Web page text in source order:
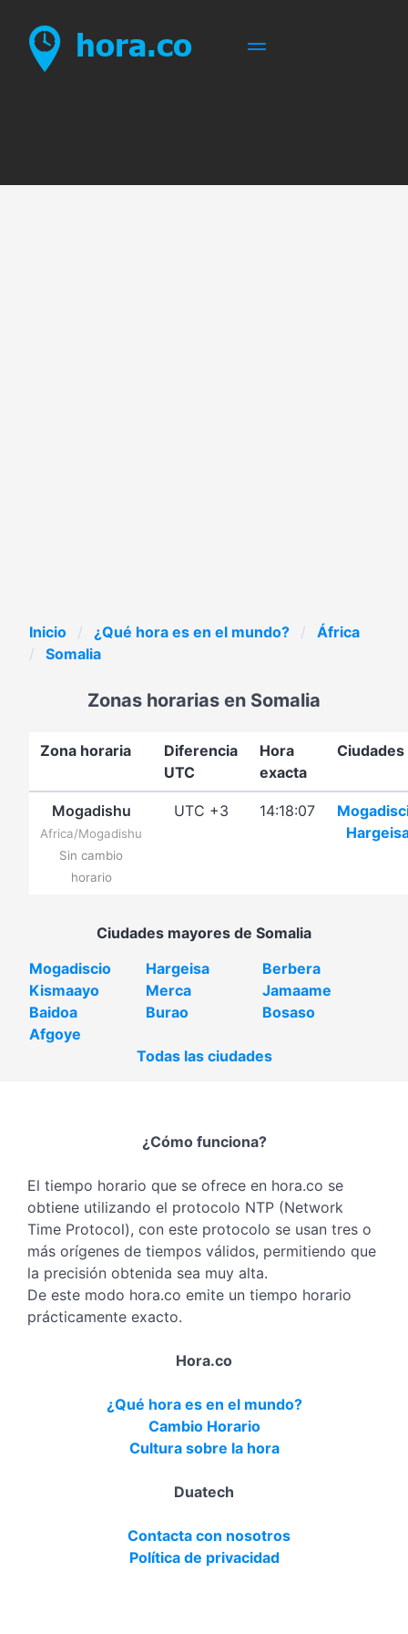
Inicio ¿Qué hora es en el mundo?
África
Somalia
Zonas horarias en Somalia
Zona horaria
Diferencia
UTC
Hora
exacta
Ciudades
Mogadishu
Africa/Mogadishu
Sin cambio
horario
UTC +3 14:18:07
Ciudades mayores de Somalia
Mogadiscio
Hargeisa
Berbera
Kismaayo
Merca
Jamaame
Baidoa
Burao
Bosaso
Afgoye
Todas las ciudades
¿Cómo funciona?
El tiempo horario que se ofrece en hora.co se
obtiene utilizando el protocolo NTP (Network
Time Protocol), con este protocolo se usan tres o
más orígenes de tiempos válidos, permitiendo que
la precisión obtenida sea muy alta.
De este modo hora.co emite un tiempo horario
prácticamente exacto.
Hora.co
¿Qué hora es en el mundo?
Cambio Horario
Cultura sobre la hora
Duatech
Contacta con nosotros
Política de privacidad